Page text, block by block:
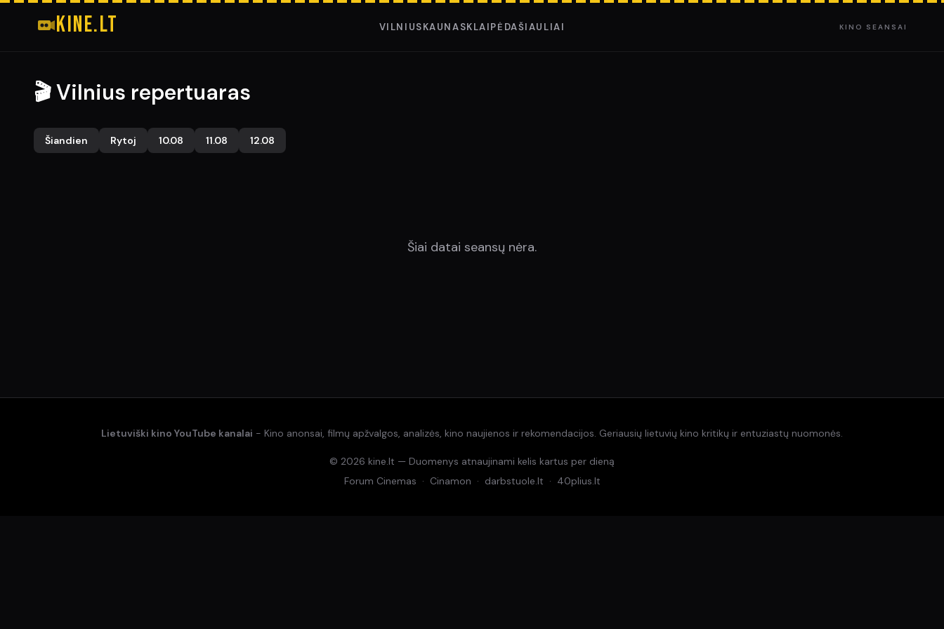
kine.lt VILNIUSKAUNASKLAIPĖDAŠIAULIAI KINO SEANSAI
🎬 Vilnius repertuaras
Šiandien Rytoj 10.08 11.08 12.08
Šiai datai seansų nėra.
Lietuviški kino YouTube kanalai - Kino anonsai, filmų apžvalgos, analizės, kino naujienos ir rekomendacijos. Geriausių lietuvių kino kritikų ir entuziastų nuomonės.
© 2026 kine.lt — Duomenys atnaujinami kelis kartus per dieną
Forum Cinemas · Cinamon · darbstuole.lt · 40plius.lt